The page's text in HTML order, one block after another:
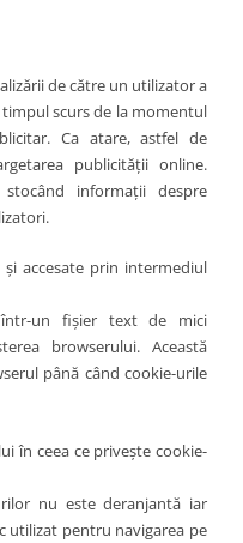
de către un utilizator a
scurs de la momentul
Ca atare, astfel de
publicității online.
informații despre
accesate prin intermediul
într-un fișier text de mici
browserului. Această
până când cookie-urile
în ceea ce privește cookie-
nu este deranjantă iar
utilizat pentru navigarea pe